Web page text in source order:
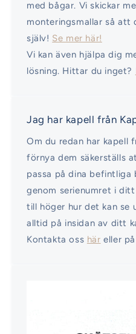
med bågar. Vi skickar
monteringsmallar så att
själv! Se mer här!
Vi kan även hjälpa dig
lösning. Hittar du inget?
Jag har kapell från
Om du redan har kapell
förnya dem säkerställs
passa på dina
genom serienumret i
till höger hur det kan se
alltid på insidan av ditt
Kontakta oss här eller